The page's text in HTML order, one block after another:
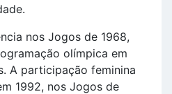
nos Jogos de 1968,
olímpica em
A participação feminina
1992, nos Jogos de